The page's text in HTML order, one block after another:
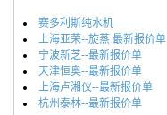
赛多利斯纯水机
上海亚荣--旋蒸 最新报价单
宁波新芝--最新报价单
天津恒奥--最新报价单
上海卢湘仪--最新报价单
杭州泰林--最新报价单